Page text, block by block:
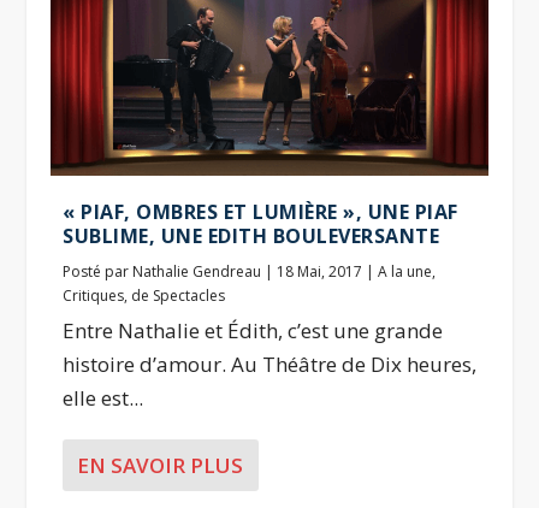
« PIAF, OMBRES ET LUMIÈRE », UNE PIAF
SUBLIME, UNE EDITH BOULEVERSANTE
Posté par Nathalie Gendreau | 18 Mai, 2017 |A la une,
Critiques, de Spectacles
Entre Nathalie et Édith, c’est une grande
histoire d’amour. Au Théâtre de Dix heures,
elle est...
EN SAVOIR PLUS